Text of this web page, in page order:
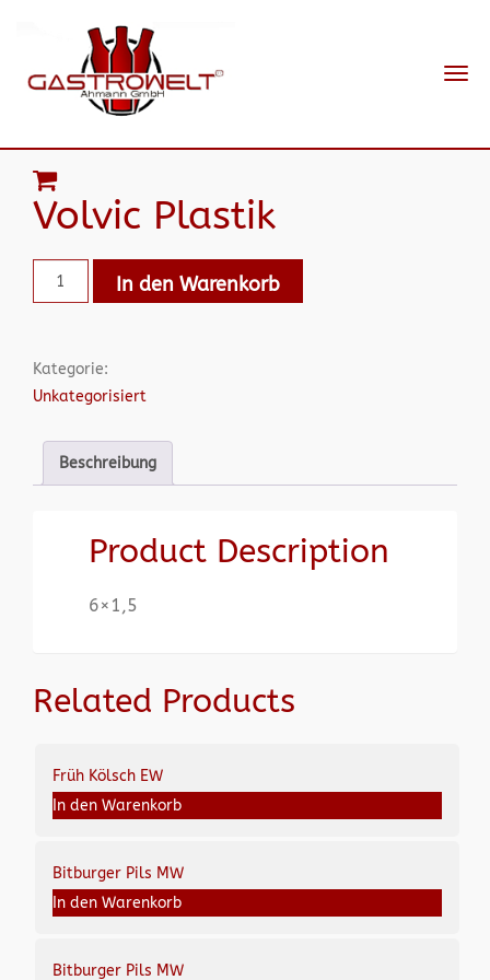
Volvic Plastik
In den Warenkorb
Kategorie:
Unkategorisiert
Beschreibung
Product Description
6×1,5
Related Products
Früh Kölsch EW
In den Warenkorb
Bitburger Pils MW
In den Warenkorb
Bitburger Pils MW